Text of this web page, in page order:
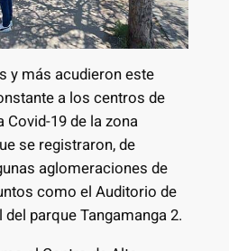
y más acudieron este
a los centros de
19 de la zona
se registraron, de
aglomeraciones de
como el Auditorio de
parque Tangamanga 2.